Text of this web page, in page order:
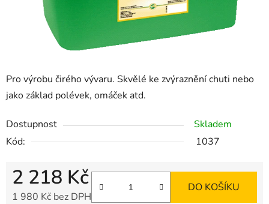
Pro výrobu čirého vývaru. Skvělé ke zvýraznění chuti nebo
jako základ polévek, omáček atd.
Dostupnost
Skladem
Kód:
1037
2 218 Kč
1 980 Kč bez DPH
DO KOŠÍKU